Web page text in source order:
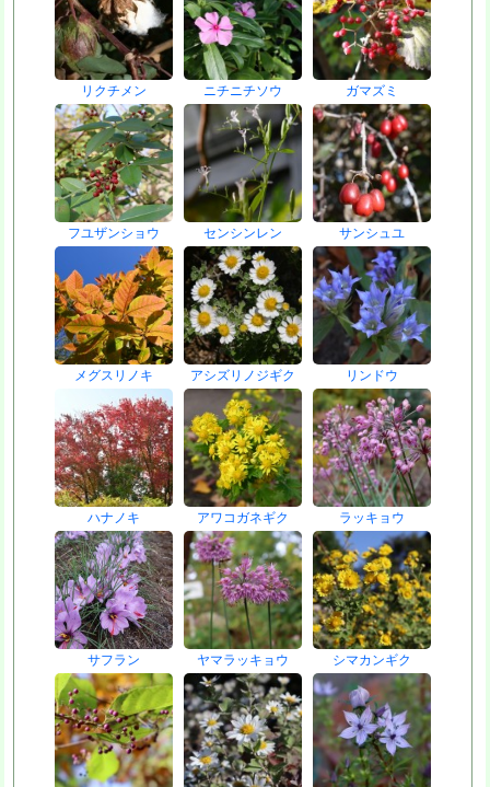
リクチメン ニチニチソウ ガマズミ
フユザンショウ センシンレン サンシュユ
メグスリノキ アシズリノジギク リンドウ
ハナノキ アワコガネギク ラッキョウ
サフラン ヤマラッキョウ シマカンギク